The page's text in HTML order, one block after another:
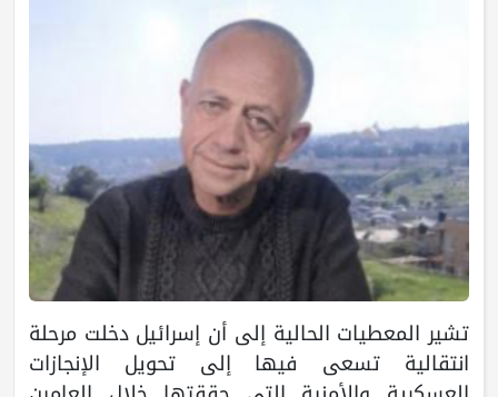
تشير المعطيات الحالية إلى أن إسرائيل دخلت مرحلة
انتقالية تسعى فيها إلى تحويل الإنجازات